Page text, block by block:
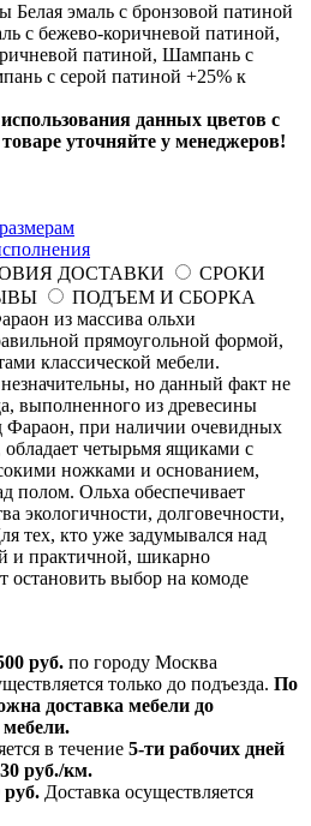
Белая эмаль с бронзовой патиной
с бежево-коричневой патиной,
патиной, Шампань с
с серой патиной +25% к
данных цветов с
уточняйте у менеджеров!
ДОСТАВКИ
СРОКИ
ПОДЪЕМ И СБОРКА
из массива ольхи
прямоугольной формой,
классической мебели.
но данный факт не
выполненного из древесины
Фараон, при наличии очевидных
четырьмя ящиками с
ножками и основанием,
полом. Ольха обеспечивает
экологичности, долговечности,
тех, кто уже задумывался над
и практичной, шикарно
остановить выбор на комоде
руб. по городу Москва
только до подъезда. По
доставка мебели до
в течение 5-ти рабочих дней
руб./км.
руб. Доставка осуществляется